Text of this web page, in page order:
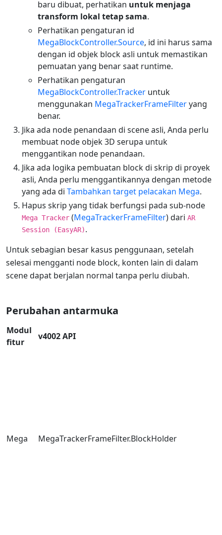
baru dibuat, perhatikan untuk menjaga
transform lokal tetap sama.
Perhatikan pengaturan id
MegaBlockController.Source, id ini harus sama
dengan id objek block asli untuk memastikan
pemuatan yang benar saat runtime.
Perhatikan pengaturan
MegaBlockController.Tracker untuk
menggunakan MegaTrackerFrameFilteryang
benar.
Jika ada node penandaan di scene asli, Anda perlu
membuat node objek 3D serupa untuk
menggantikan node penandaan.
Jika ada logika pembuatan block di skrip di proyek
asli, Anda perlu menggantikannya dengan metode
yang ada di Tambahkan target pelacakan Mega.
Hapus skrip yang tidak berfungsi pada sub-node
Mega Tracker (MegaTrackerFrameFilter) dari AR
Session (EasyAR).
Untuk sebagian besar kasus penggunaan, setelah
selesai mengganti node block, konten lain di dalam
scene dapat berjalan normal tanpa perlu diubah.
Perubahan antarmuka
Modul
fitur
v4002 API
Mega MegaTrackerFrameFilter.BlockHolder